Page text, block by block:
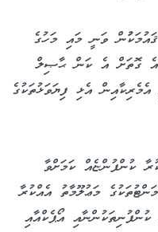
އޯޕެކްގެ މެންބަރު ޤައުމުތައް ވެސް ހިމެނޭ އޯޕެކް ޕްލަސްއަށް ނިޞްބަތްވާ 8 ޤައުމަކުުން ވަނީ މައި މަހުގެ
އެ ގޮތަށް އެ ކަން ޙާޞިލް
އެޅި ފިޔަވަޅުތަކުގެ
ކުންފުންޏެއް ކަމަށްވާ
މަޢުލޫމާތު އެއްކުރާ
އޯޕެކްއާއި